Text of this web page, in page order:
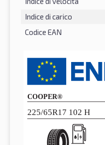
Indice di carico
Codice EAN